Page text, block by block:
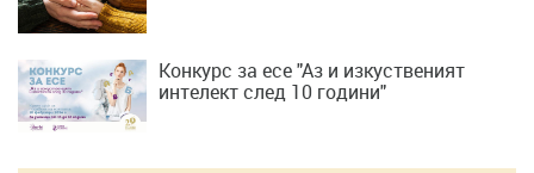
Конкурс за есе "Аз и изкуственият
интелект след 10 години"